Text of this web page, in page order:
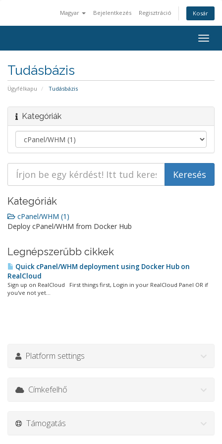
Magyar Bejelentkezés Regisztráció Kosár
Tudásbázis
Ügyfélkapu Tudásbázis
Kategóriák
Kategóriák
cPanel/WHM (1)
Deploy cPanel/WHM from Docker Hub
Legnépszerűbb cikkek
Quick cPanel/WHM deployment using Docker Hub on
RealCloud
Sign up on RealCloud First things first, Login in your RealCloud Panel OR if
you've not yet...
Platform settings
Címkefelhő
Támogatás